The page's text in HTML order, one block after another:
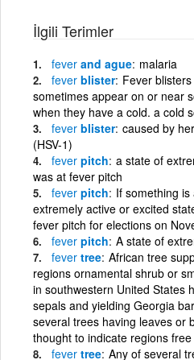
İlgili Terimler
fever and ague malaria
fever blister Fever
sometimes appear on or near
when they have a cold. a cold
fever blister caused by
(HSV-1)
fever pitch a state of
was at fever pitch
fever pitch If something
extremely active or excited
fever pitch for elections on
fever pitch A state of
fever tree African tree
regions ornamental shrub or
in southwestern United States
sepals and yielding Georgia
several trees having leaves or
thought to indicate regions
fever tree Any of several